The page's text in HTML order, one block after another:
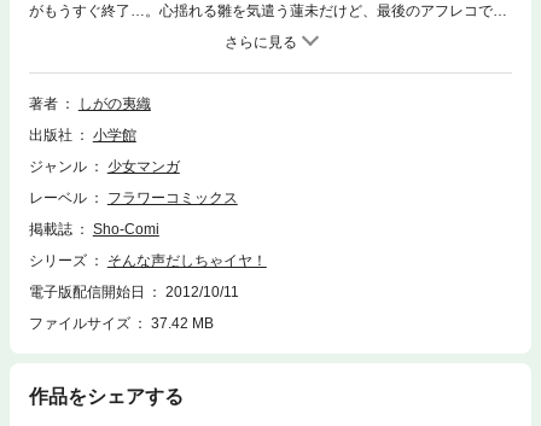
がもうすぐ終了…。心揺れる雛を気遣う蓮未だけど、最後のアフレコで大
問題発生！え？蓮未が「愛してる」って言えない！？雛が蓮未を特訓？？
そ、それってどういうコト――！？大人気はっちゃけ☆ラブコメ！超ラブ
ラブな完結巻です！！
著者
しがの夷織
出版社
小学館
ジャンル
少女マンガ
レーベル
フラワーコミックス
掲載誌
Sho-Comi
シリーズ
そんな声だしちゃイヤ！
電子版配信開始日
2012/10/11
ファイルサイズ
37.42 MB
作品をシェアする